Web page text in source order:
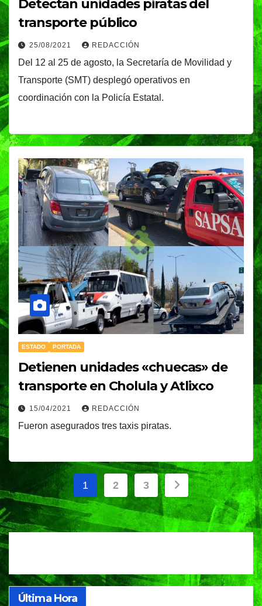
Detectan unidades piratas del
transporte público
25/08/2021 REDACCIÓN
Del 12 al 25 de agosto, la Secretaría de Movilidad y
Transporte (SMT) desplegó operativos en
coordinación con la Policía Estatal.
ESTADO PORTADA
Detienen unidades «chuecas» de
transporte en Cholula y Atlixco
15/04/2021 REDACCIÓN
Fueron asegurados tres taxis piratas.
Paginación
de
entradas
1 2 3
Última Hora